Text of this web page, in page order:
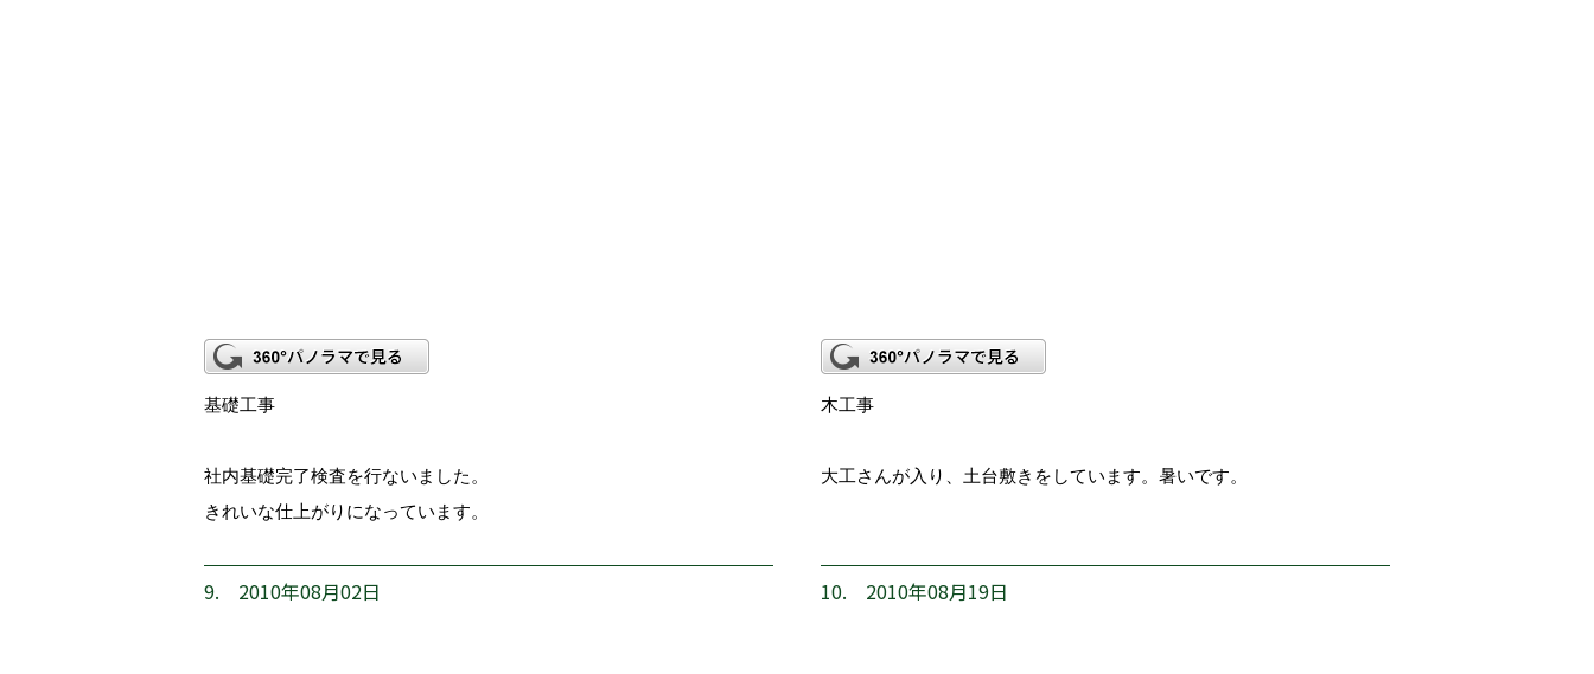
基礎工事
社内基礎完了検査を行ないました。
きれいな仕上がりになっています。
木工事
大工さんが入り、土台敷きをしています。暑いです。
9. 2010年08月02日 10. 2010年08月19日